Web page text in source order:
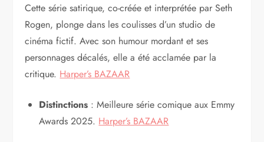
Cette série satirique, co-créée et interprétée par Seth
Rogen, plonge dans les coulisses d’un studio de
cinéma fictif. Avec son humour mordant et ses
personnages décalés, elle a été acclamée par la
critique. Harper’s BAZAAR
Distinctions : Meilleure série comique aux Emmy
Awards 2025. Harper’s BAZAAR